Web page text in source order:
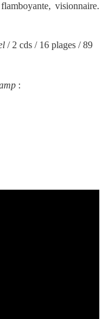
visionnaire.
/ 2 cds / 16 plages / 89
: